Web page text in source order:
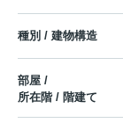
種別 / 建物構造
部屋 /
所在階 / 階建て